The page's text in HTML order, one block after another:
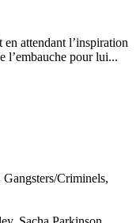
attendant l’inspiration
l’embauche pour lui...
Criminels,